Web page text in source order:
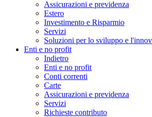
Assicurazioni e previdenza
Estero
Investimento e Risparmio
Servizi
Soluzioni per lo sviluppo e
Enti e no profit
Indietro
Enti e no profit
Conti correnti
Carte
Assicurazioni e previdenza
Servizi
Richieste contributo